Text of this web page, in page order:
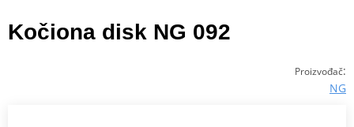
Kočiona disk NG 092
Proizvođač:
NG